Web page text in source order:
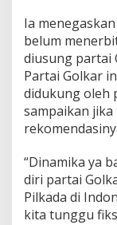
Ia
belum
diusung partai
Partai Golkar
didukung oleh
sampaikan
“Dinamika ya
diri partai
Pilkada di
kita tunggu